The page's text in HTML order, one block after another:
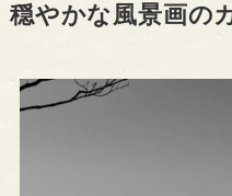
穏やかな風景画の